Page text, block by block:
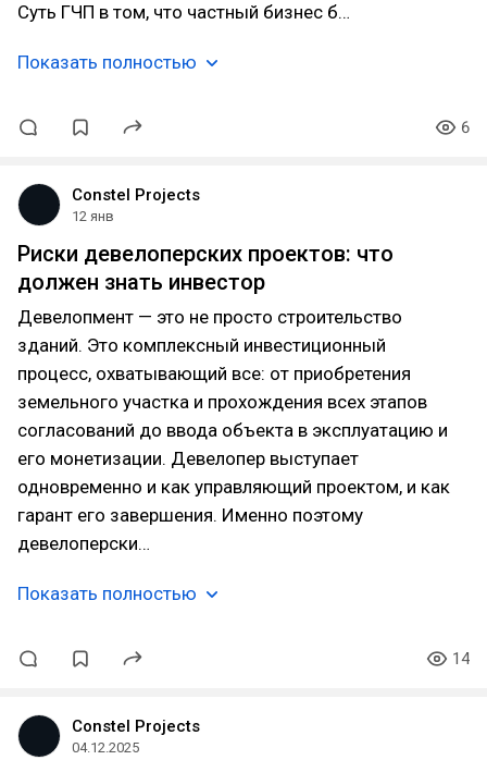
Суть ГЧП в том, что частный бизнес б…
Показать полностью
6
Constel Projects
12 янв
Риски девелоперских проектов: что
должен знать инвестор
Девелопмент — это не просто строительство
зданий. Это комплексный инвестиционный
процесс, охватывающий все: от приобретения
земельного участка и прохождения всех этапов
согласований до ввода объекта в эксплуатацию и
его монетизации. Девелопер выступает
одновременно и как управляющий проектом, и как
гарант его завершения. Именно поэтому
девелоперски…
Показать полностью
14
Constel Projects
04.12.2025